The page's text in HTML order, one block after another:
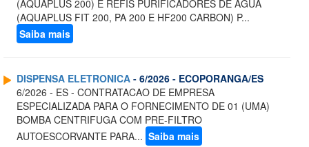
(AQUAPLUS 200) E REFIS PURIFICADORES DE AGUA
(AQUAPLUS FIT 200, PA 200 E HF200 CARBON) P...
Saiba mais
DISPENSA ELETRONICA - 6/2026 - ECOPORANGA/ES
6/2026 - ES - CONTRATACAO DE EMPRESA
ESPECIALIZADA PARA O FORNECIMENTO DE 01 (UMA)
BOMBA CENTRIFUGA COM PRE-FILTRO
AUTOESCORVANTE PARA... Saiba mais